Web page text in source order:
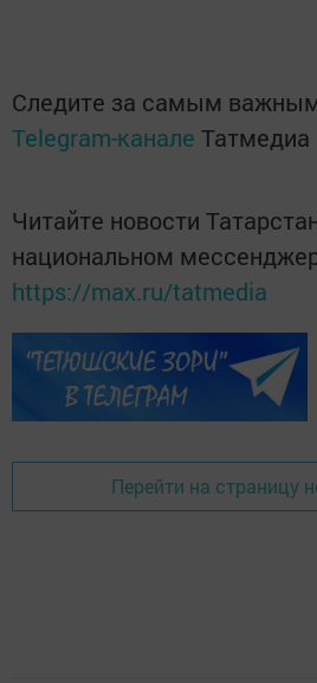
Следите за самым
Telegram-канале Татмедиа
Читайте новости
национальном
https://max.ru/tatmedia
Перейти на страницу